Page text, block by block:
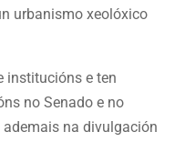
urbanismo xeolóxico
institucións e ten
no Senado e no
ademais na divulgación